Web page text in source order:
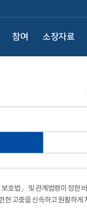
참여 소장자료
호법」 및 관계법령이 정한
한 고충을 신속하고 원활하